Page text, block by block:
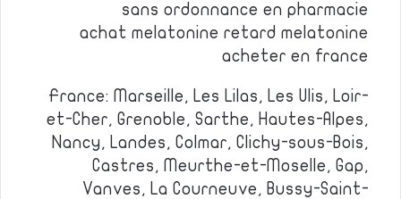
sans ordonnance en pharmacie
achat melatonine retard melatonine
acheter en france
France: Marseille, Les Lilas, Les Ulis, Loir-
et-Cher, Grenoble, Sarthe, Hautes-Alpes,
Nancy, Landes, Colmar, Clichy-sous-Bois,
Castres, Meurthe-et-Moselle, Gap,
Vanves, La Courneuve, Bussy-Saint-